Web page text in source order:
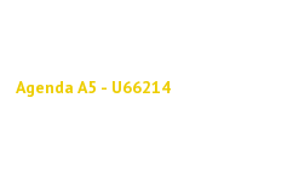
Agenda A5 - U66214